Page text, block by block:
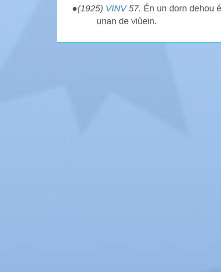
●(1925) VINV57. Én un dorn dehou
unan de viùein.